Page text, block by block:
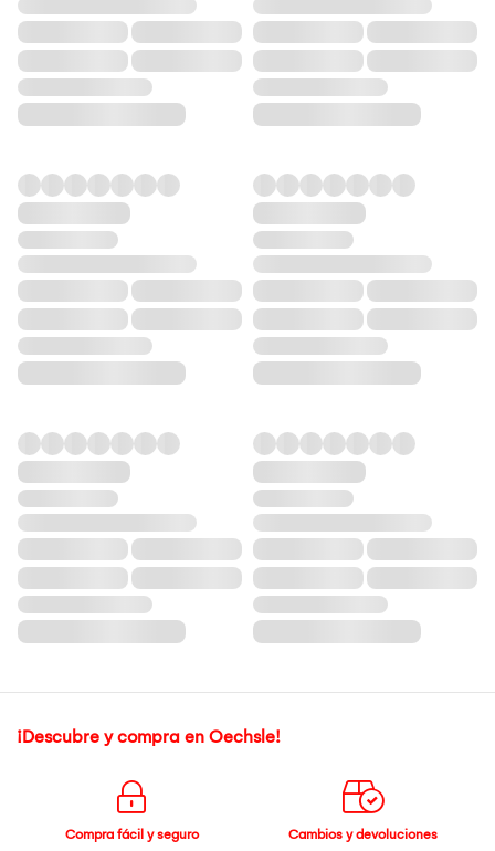
¡Descubre y compra en Oechsle!
Compra fácil y seguro
Cambios y devoluciones